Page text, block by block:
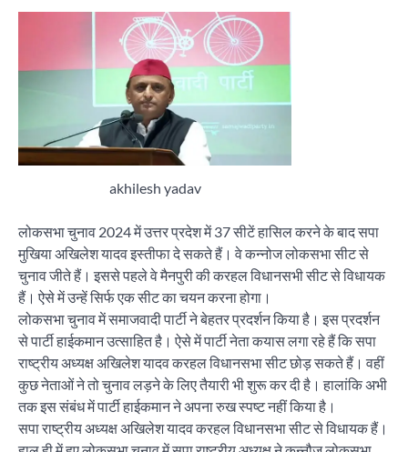
akhilesh yadav
लोकसभा चुनाव 2024 में उत्तर प्रदेश में 37 सीटें हासिल करने के बाद सपा
मुखिया अखिलेश यादव इस्तीफा दे सकते हैं। वे कन्नोज लोकसभा सीट से
चुनाव जीते हैं। इससे पहले वे मैनपुरी की करहल विधानसभी सीट से विधायक
हैं। ऐसे में उन्हें सिर्फ एक सीट का चयन करना होगा।
लोकसभा चुनाव में समाजवादी पार्टी ने बेहतर प्रदर्शन किया है। इस प्रदर्शन
से पार्टी हाईकमान उत्साहित है। ऐसे में पार्टी नेता कयास लगा रहे हैं कि सपा
राष्ट्रीय अध्यक्ष अखिलेश यादव करहल विधानसभा सीट छोड़ सकते हैं। वहीं
कुछ नेताओं ने तो चुनाव लड़ने के लिए तैयारी भी शुरू कर दी है। हालांकि अभी
तक इस संबंध में पार्टी हाईकमान ने अपना रुख स्पष्ट नहीं किया है।
सपा राष्ट्रीय अध्यक्ष अखिलेश यादव करहल विधानसभा सीट से विधायक हैं।